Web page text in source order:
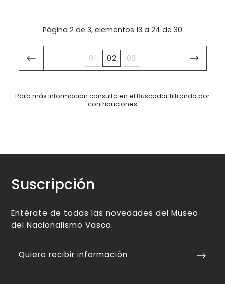
Página 2 de 3, elementos 13 a 24 de 30
01 02 03
Para más información consulta en el Buscadorfiltrando por
"contribuciones"
Suscripción
Entérate de todas las novedades del Museo
del Nacionalismo Vasco.
Quiero recibir información